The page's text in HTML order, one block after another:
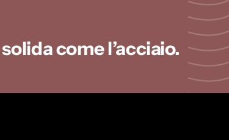
come l’acciaio.